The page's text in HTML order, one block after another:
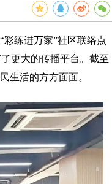
练进万家”社区联络点
更大的传播平台。截至
生活的方方面面。